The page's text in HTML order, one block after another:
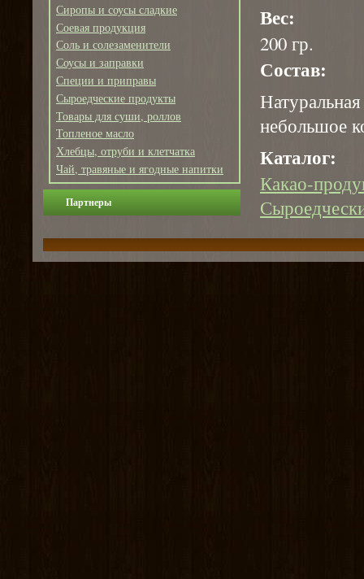
Сиропы и соусы сладкие
Соевая продукция
Соль и солезаменители
Соусы и заправки
Специи и приправы
Сыроедческие продукты
Товары для суши, роллов
Топленое масло
Хлебцы, отруби и клетчатка
Чай, травяные и ягодные напитки
Партнеры
Вес:
200 гр.
Состав:
небольшое
Каталог:
Какао-